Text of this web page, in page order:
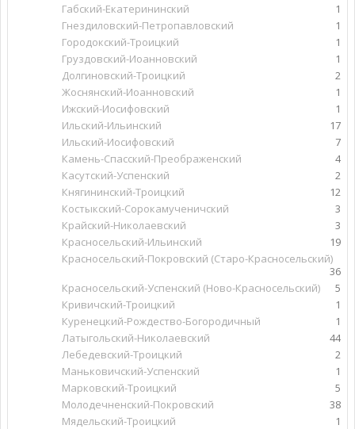
Габский-Екатерининский
1
Гнездиловский-Петропавловский
1
Городокский-Троицкий
1
Груздовский-Иоанновский
1
Долгиновский-Троицкий
2
Жоснянский-Иоанновский
1
Ижский-Иосифовский
1
Ильский-Ильинский
17
Ильский-Иосифовский
7
Камень-Спасский-Преображенский
4
Касутский-Успенский
2
Княгининский-Троицкий
12
Костыкский-Сорокамученичский
3
Крайский-Николаевский
3
Красносельский-Ильинский
19
Красносельский-Покровский (Старо-Красносельский)
36
Красносельский-Успенский (Ново-Красносельский)
5
Кривичский-Троицкий
1
Куренецкий-Рождество-Богородичный
1
Латыгольский-Николаевский
44
Лебедевский-Троицкий
2
Маньковичский-Успенский
1
Марковский-Троицкий
5
Молодечненский-Покровский
38
Мядельский-Троицкий
1